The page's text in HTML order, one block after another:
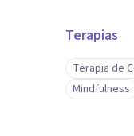
Terapias
Terapia de
Mindfulness